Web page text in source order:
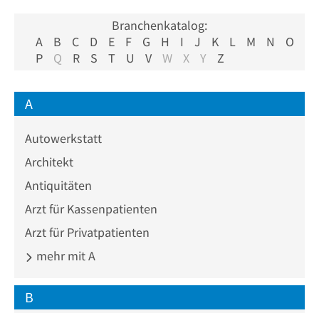
Branchenkatalog:
A
B C D E F G H I J K L M N
O
P
Q R S T U V W X Y Z
A
Autowerkstatt
Architekt
Antiquitäten
Arzt für Kassenpatienten
Arzt für Privatpatienten
mehr mit A
B